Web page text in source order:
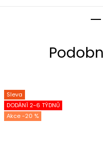
Sleva
DODÁNÍ 2-6 TÝDNŮ
-20 %